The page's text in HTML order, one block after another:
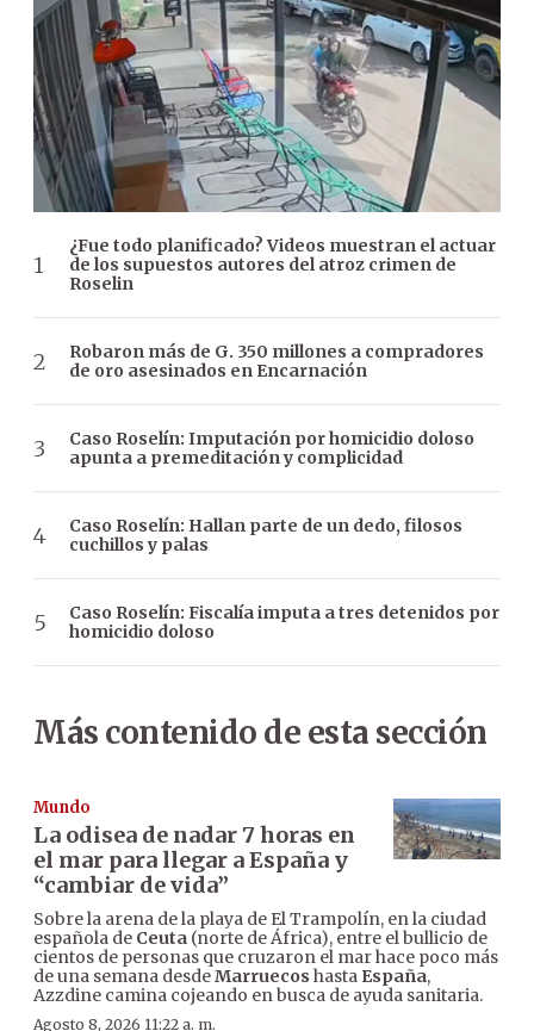
¿Fue todo planificado? Videos muestran el actuar
de los supuestos autores del atroz crimen de
Roselin
Robaron más de G. 350 millones a compradores
de oro asesinados en Encarnación
Caso Roselín: Imputación por homicidio doloso
apunta a premeditación y complicidad
Caso Roselín: Hallan parte de un dedo, filosos
cuchillos y palas
Caso Roselín: Fiscalía imputa a tres detenidos por
homicidio doloso
Más contenido de esta sección
Mundo
La odisea de nadar 7 horas en
el mar para llegar a España y
“cambiar de vida”
Sobre la arena de la playa de El Trampolín, en la ciudad
española de Ceuta (norte de África), entre el bullicio de
cientos de personas que cruzaron el mar hace poco más
de una semana desdeMarruecos hasta España,
Azzdine camina cojeando en busca de ayuda sanitaria.
Agosto 8, 2026 11:22 a. m.